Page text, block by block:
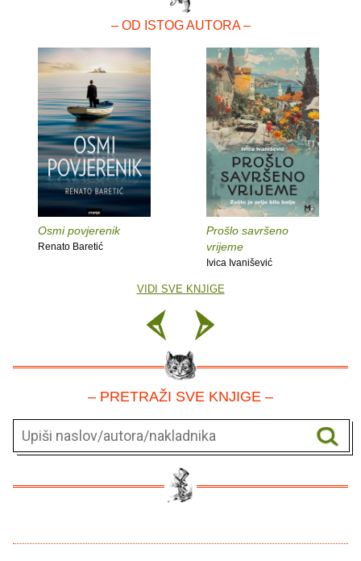
– OD ISTOG AUTORA –
Osmi povjerenik
Renato Baretić
Prošlo savršeno
vrijeme
Ivica Ivanišević
VIDI SVE KNJIGE
– PRETRAŽI SVE KNJIGE –